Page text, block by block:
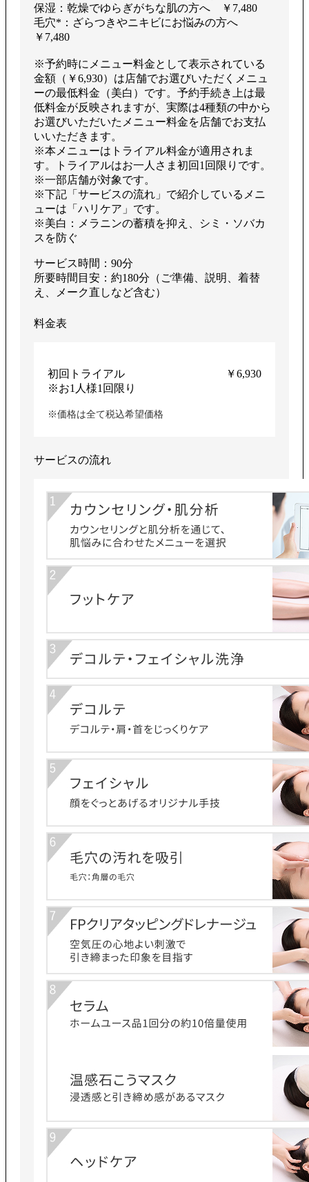
保湿：乾燥でゆらぎがちな肌の方へ ￥7,480
毛穴*：ざらつきやニキビにお悩みの方へ
￥7,480
※予約時にメニュー料金として表示されている
金額（￥6,930）は店舗でお選びいただくメニュ
ーの最低料金（美白）です。予約手続き上は最
低料金が反映されますが、実際は4種類の中から
お選びいただいたメニュー料金を店舗でお支払
いいただきます。
※本メニューはトライアル料金が適用されま
す。トライアルはお一人さま初回1回限りです。
※一部店舗が対象です。
※下記「サービスの流れ」で紹介しているメニ
ューは「ハリケア」です。
※美白：メラニンの蓄積を抑え、シミ・ソバカ
スを防ぐ
サービス時間：90分
所要時間目安：約180分（ご準備、説明、着替
え、メーク直しなど含む）
料金表
初回トライアル
※お1人様1回限り
￥6,930
※価格は全て税込希望価格
サービスの流れ